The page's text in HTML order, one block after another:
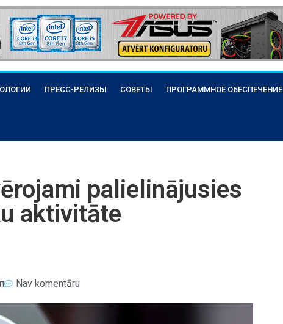
ПРЕСС-РЕЛИЗЫ СОВЕТЫ ПРОГРАММНОЕ ОБЕСПЕЧЕНИЕ
palielinājusies
aktivitāte
Nav komentāru